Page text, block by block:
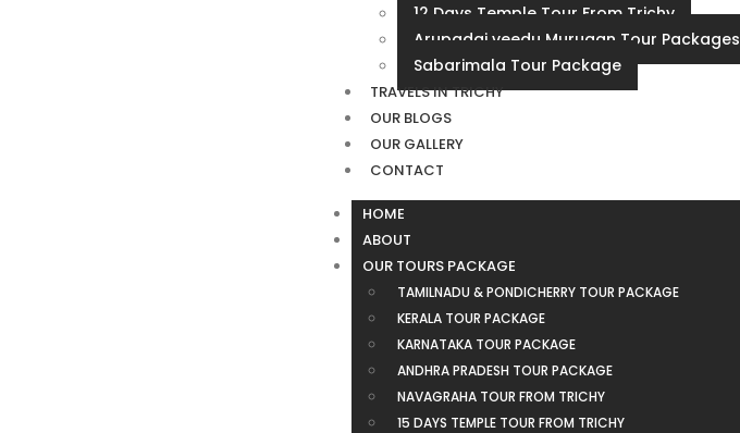
12 Days Temple Tour From Trichy
Arupadai veedu Murugan Tour Packages
Sabarimala Tour Package
TRAVELS IN TRICHY
OUR BLOGS
OUR GALLERY
CONTACT
HOME
ABOUT
OUR TOURS PACKAGE
TAMILNADU & PONDICHERRY TOUR PACKAGE
KERALA TOUR PACKAGE
KARNATAKA TOUR PACKAGE
ANDHRA PRADESH TOUR PACKAGE
NAVAGRAHA TOUR FROM TRICHY
15 DAYS TEMPLE TOUR FROM TRICHY